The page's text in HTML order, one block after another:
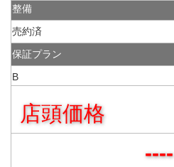
整備
売約済
保証プラン
B
店頭価格
----